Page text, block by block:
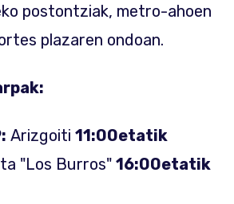
postontziak, metro-ahoen
plazaren ondoan.
Arizgoiti 11:00etatik
"Los Burros" 16:00etatik